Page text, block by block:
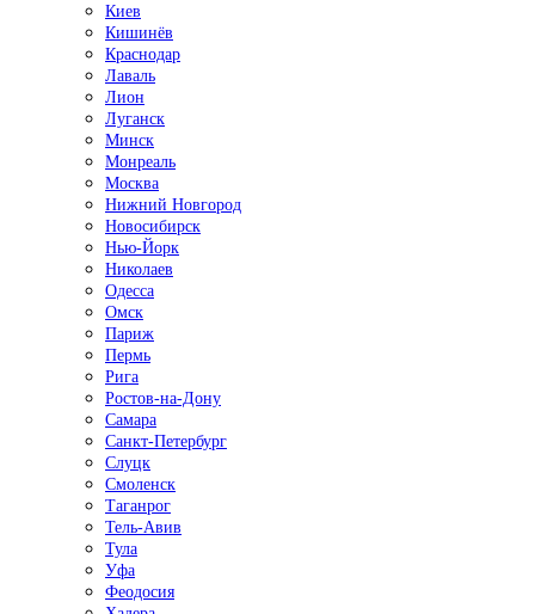
Киев
Кишинёв
Краснодар
Лаваль
Лион
Луганск
Минск
Монреаль
Москва
Нижний Новгород
Новосибирск
Нью-Йорк
Николаев
Одесса
Омск
Париж
Пермь
Рига
Ростов-на-Дону
Самара
Санкт-Петербург
Слуцк
Смоленск
Таганрог
Тель-Авив
Тула
Уфа
Феодосия